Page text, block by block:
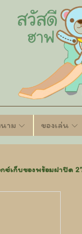
าม ของเล่น
ซ์เก็บของพร้อมฝาปิด